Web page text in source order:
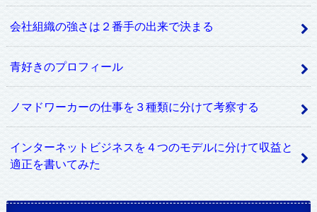
会社組織の強さは２番手の出来で決まる
青好きのプロフィール
ノマドワーカーの仕事を３種類に分けて考察する
インターネットビジネスを４つのモデルに分けて収益と
適正を書いてみた